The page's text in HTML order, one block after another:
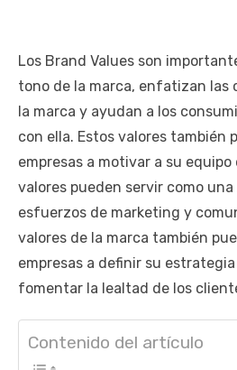
Los Brand Values son
tono de la marca, enfatizan las
la marca y ayudan a los
con ella. Estos valores también
empresas a motivar a su
valores pueden servir como
esfuerzos de marketing y
valores de la marca también
empresas a definir su
fomentar la lealtad de los
Contenido del artículo